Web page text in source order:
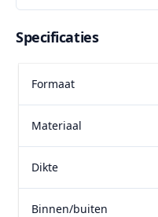
Specificaties
Formaat
Materiaal
Dikte
Binnen/buiten